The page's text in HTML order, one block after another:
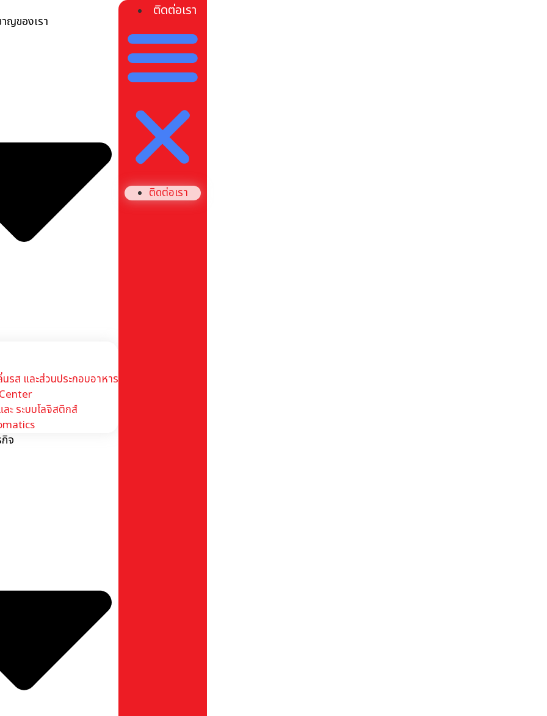
ญของเรา
รส และส่วนประกอบอาหาร
ะ ระบบโลจิสติกส์
จ
ติดต่อเรา
ติดต่อเรา